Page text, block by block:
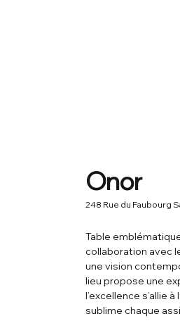
Onor
248 Rue du Faubourg
Table
collaboration avec
une vision
lieu propose une
l’excellence s’allie
sublime chaque